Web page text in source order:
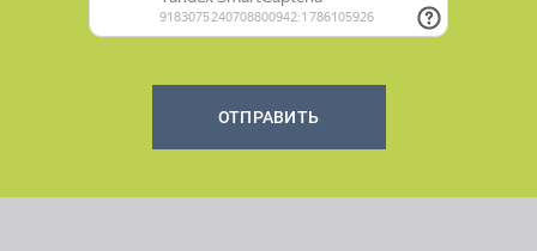
ОТПРАВИТЬ